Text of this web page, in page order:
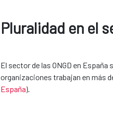
Pluralidad en el
El sector de las ONGD en
organizaciones trabajan en más
España).